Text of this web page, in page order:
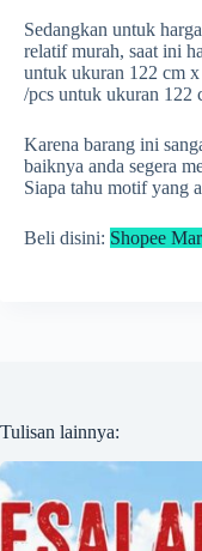
Sedangkan untuk
relatif murah, saat ini
untuk ukuran 122 cm
/pcs untuk ukuran 122
Karena barang ini
baiknya anda segera
Siapa tahu motif yang
Beli disini: Shopee
Tulisan lainnya: